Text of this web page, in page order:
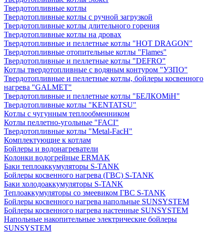
Твердотопливные котлы
Твердотопливные котлы с ручной загрузкой
Твердотопливные котлы длительного горения
Твердотопливные котлы на дровах
Твердотопливные и пеллетные котлы "HOT DRAGON"
Твердотопливные отопительные котлы "Flames"
Твердотопливные и пеллетные котлы "DEFRO"
Котлы твердотопливные с водяным контуром "УЗПО"
Твердотопливные и пеллетные котлы, бойлеры косвенного
нагрева "GALMET"
Твердотопливные и пеллетные котлы "БЕЛКОМiН"
Твердотопливные котлы "KENTATSU"
Котлы с чугунным теплообменником
Котлы пеллетно-угольные "FACI"
Твердотопливные котлы "Metal-FacH"
Комплектующие к котлам
Бойлеры и водонагреватели
Колонки водогрейные ERMAK
Баки теплоаккумуляторы S-TANK
Бойлеры косвенного нагрева (ГВС) S-TANK
Баки холодоаккумуляторы S-TANK
Теплоаккумуляторы со змеевиком ГВС S-TANK
Бойлеры косвенного нагрева напольные SUNSYSTEM
Бойлеры косвенного нагрева настенные SUNSYSTEM
Напольные накопительные электрические бойлеры
SUNSYSTEM